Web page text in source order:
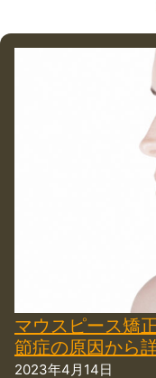
マウスピース矯
節症の原因から
2023年4月14日